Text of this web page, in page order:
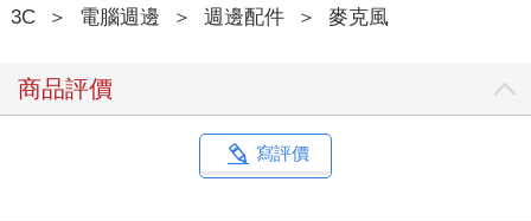
3C
＞ 電腦週邊 ＞ 週邊配件 ＞ 麥克風
商品評價
寫評價